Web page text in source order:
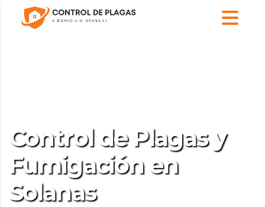
Control de Plagas y
Fumigación en
Solanas